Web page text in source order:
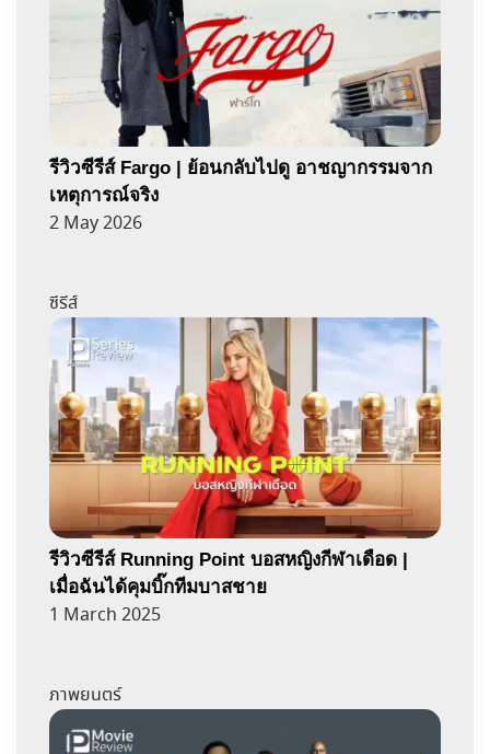
รีวิวซีรีส์ Fargo | ย้อนกลับไปดู อาชญากรรมจาก
เหตุการณ์จริง
2 May 2026
ซีรีส์
รีวิวซีรีส์ Running Point บอสหญิงกีฬาเดือด |
เมื่อฉันได้คุมบิ๊กทีมบาสชาย
1 March 2025
ภาพยนตร์